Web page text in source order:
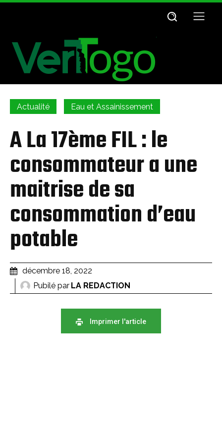
Actualité Eau et Assainissement
A La 17ème FIL : le
consommateur a une
maitrise de sa
consommation d’eau
potable
décembre 18, 2022
Pubilé par LA REDACTION
Imprimer l'article